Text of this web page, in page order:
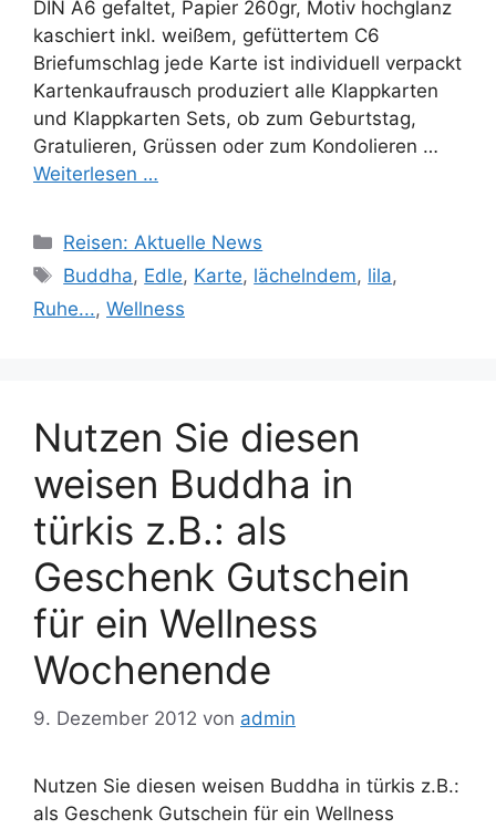
DIN A6 gefaltet, Papier 260gr, Motiv hochglanz
kaschiert inkl. weißem, gefüttertem C6
Briefumschlag jede Karte ist individuell verpackt
Kartenkaufrausch produziert alle Klappkarten
und Klappkarten Sets, ob zum Geburtstag,
Gratulieren, Grüssen oder zum Kondolieren …
Weiterlesen …
Kategorien
Reisen: Aktuelle News
Schlagwörter
Buddha, Edle, Karte, lächelndem, lila,
Ruhe..., Wellness
Nutzen Sie diesen
weisen Buddha in
türkis z.B.: als
Geschenk Gutschein
für ein Wellness
Wochenende
9. Dezember 2012 von admin
Nutzen Sie diesen weisen Buddha in türkis z.B.:
als Geschenk Gutschein für ein Wellness